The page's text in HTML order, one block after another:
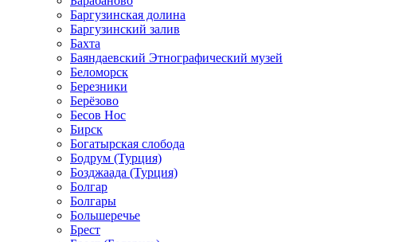
Баргузинская долина
Баргузинский залив
Бахта
Баяндаевский Этнографический музей
Беломорск
Березники
Берёзово
Бесов Нос
Бирск
Богатырская слобода
Бодрум (Турция)
Бозджаада (Турция)
Болгар
Болгары
Большеречье
Брест